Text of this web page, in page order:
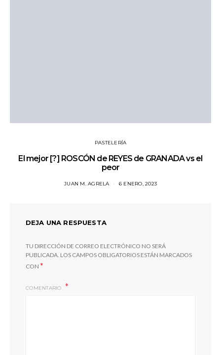
PASTELERÍA
El mejor [?] ROSCÓN de REYES de GRANADA vs el
peor
JUAN M. AGRELA 6 ENERO, 2023
DEJA UNA RESPUESTA
TU DIRECCIÓN DE CORREO ELECTRÓNICO NO SERÁ
PUBLICADA. LOS CAMPOS OBLIGATORIOS ESTÁN MARCADOS
CON *
COMENTARIO